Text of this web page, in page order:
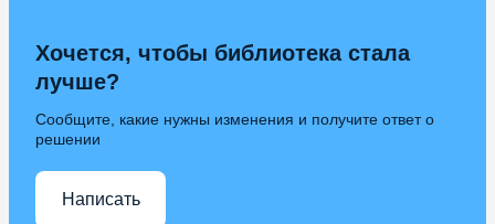
Хочется, чтобы библиотека стала
лучше?
Сообщите, какие нужны изменения и получите ответ о
решении
Написать